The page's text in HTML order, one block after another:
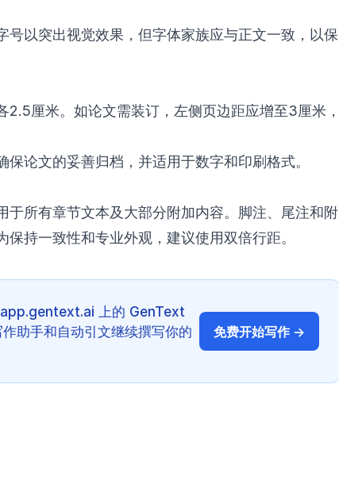
号以突出视觉效果，但字体家族应与正文一致，以保
2.5厘米。如论文需装订，左侧页边距应增至3厘米，
保论文的妥善归档，并适用于数字和印刷格式。
于所有章节文本及大部分附加内容。脚注、尾注和附
保持一致性和专业外观，建议使用双倍行距。
上的 GenText
助手和自动引文继续撰写你的
免费开始写作 →